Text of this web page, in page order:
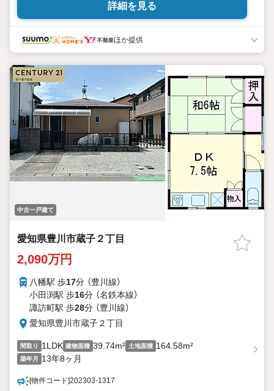
詳細を見る
ほか提供
中古一戸建て
愛知県豊川市蔵子２丁目
2,090万円
八幡駅 歩17分 （豊川線）
小田渕駅 歩16分 （名鉄本線）
諏訪町駅 歩28分 （豊川線）
愛知県豊川市蔵子２丁目
間取り 1LDK 建物面積 39.74m² 土地面積 164.58m²
築年月 13年8ヶ月
[物件コード]202303-1317